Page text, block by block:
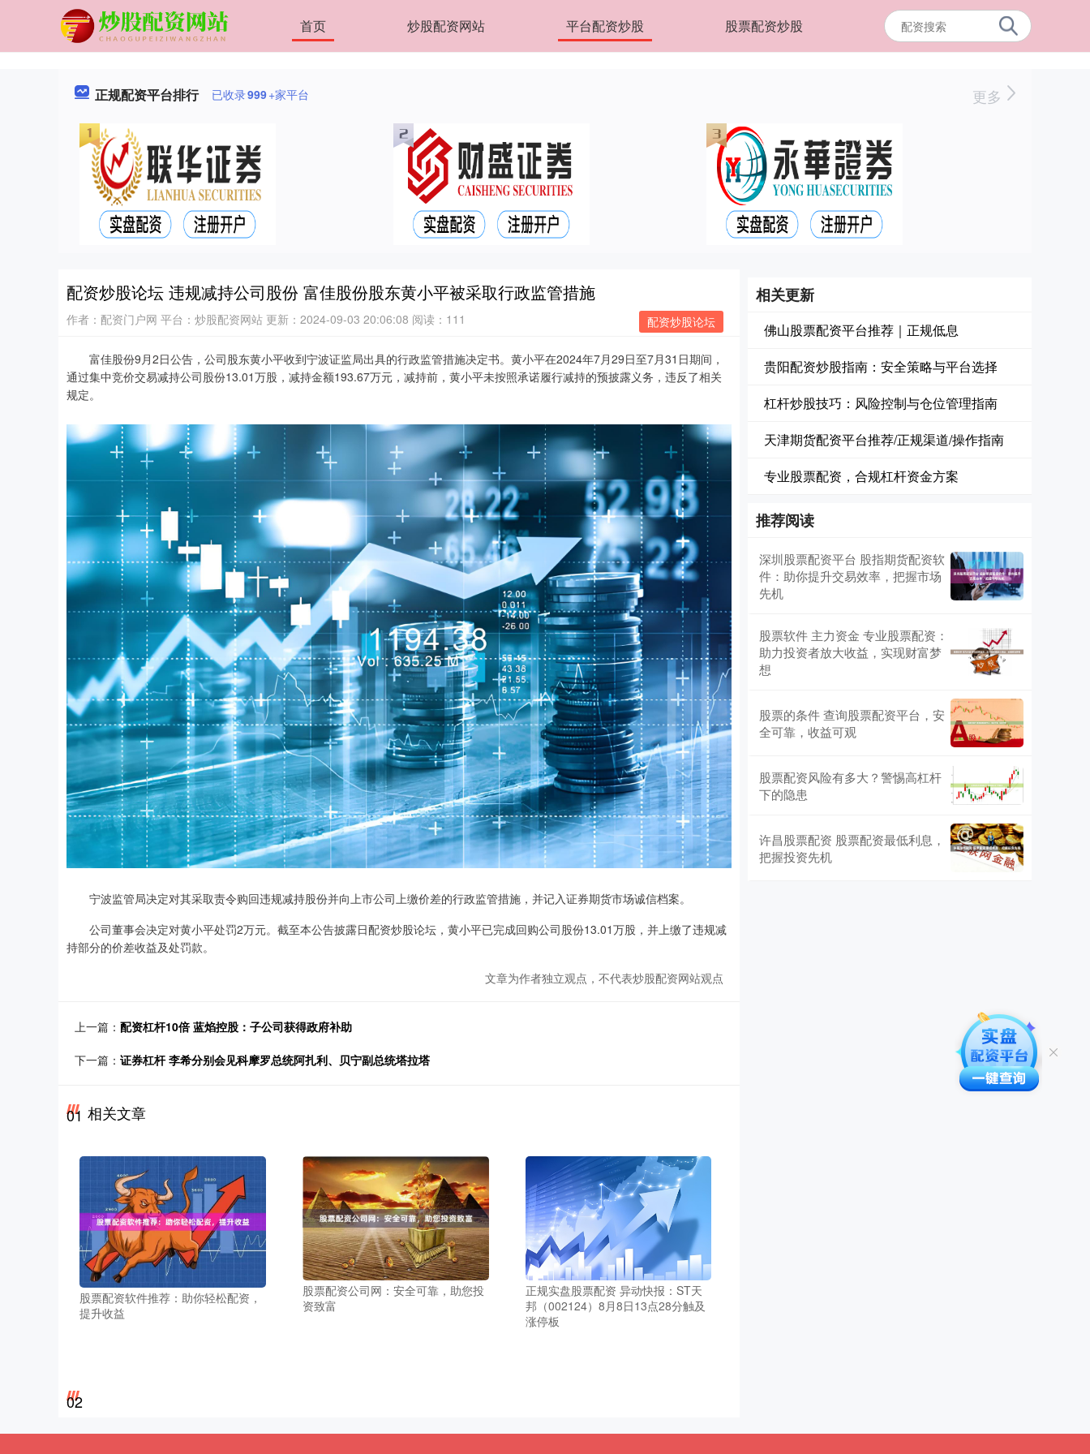
首页 炒股配资网站 平台配资炒股 股票配资炒股
正规配资平台排行 已收录999+家平台 更多
配资炒股论坛 违规减持公司股份 富佳股份股东黄小平被采取行政监管措施
配资炒股论坛
作者：配资门户网 平台：炒股配资网站 更新：2024-09-03 20:06:08 阅读：111
富佳股份9月2日公告，公司股东黄小平收到宁波证监局出具的行政监管措施决定书。黄小平在2024年7月29日至7月31日期间，
通过集中竞价交易减持公司股份13.01万股，减持金额193.67万元，减持前，黄小平未按照承诺履行减持的预披露义务，违反了相关
规定。
宁波监管局决定对其采取责令购回违规减持股份并向上市公司上缴价差的行政监管措施，并记入证券期货市场诚信档案。
公司董事会决定对黄小平处罚2万元。截至本公告披露日配资炒股论坛，黄小平已完成回购公司股份13.01万股，并上缴了违规减
持部分的价差收益及处罚款。
文章为作者独立观点，不代表炒股配资网站观点
上一篇： 配资杠杆10倍 蓝焰控股：子公司获得政府补助
下一篇： 证券杠杆 李希分别会见科摩罗总统阿扎利、贝宁副总统塔拉塔
01 相关文章
股票配资软件推荐：助你轻松配资，
提升收益
股票配资公司网：安全可靠，助您投
资致富
正规实盘股票配资 异动快报：ST天
邦（002124）8月8日13点28分触及
涨停板
02
相关更新
佛山股票配资平台推荐｜正规低息
贵阳配资炒股指南：安全策略与平台选择
杠杆炒股技巧：风险控制与仓位管理指南
天津期货配资平台推荐/正规渠道/操作指南
专业股票配资，合规杠杆资金方案
推荐阅读
深圳股票配资平台 股指期货配资软
件：助你提升交易效率，把握市场
先机
股票软件 主力资金 专业股票配资：
助力投资者放大收益，实现财富梦
想
股票的条件 查询股票配资平台，安
全可靠，收益可观
股票配资风险有多大？警惕高杠杆
下的隐患
许昌股票配资 股票配资最低利息，
把握投资先机